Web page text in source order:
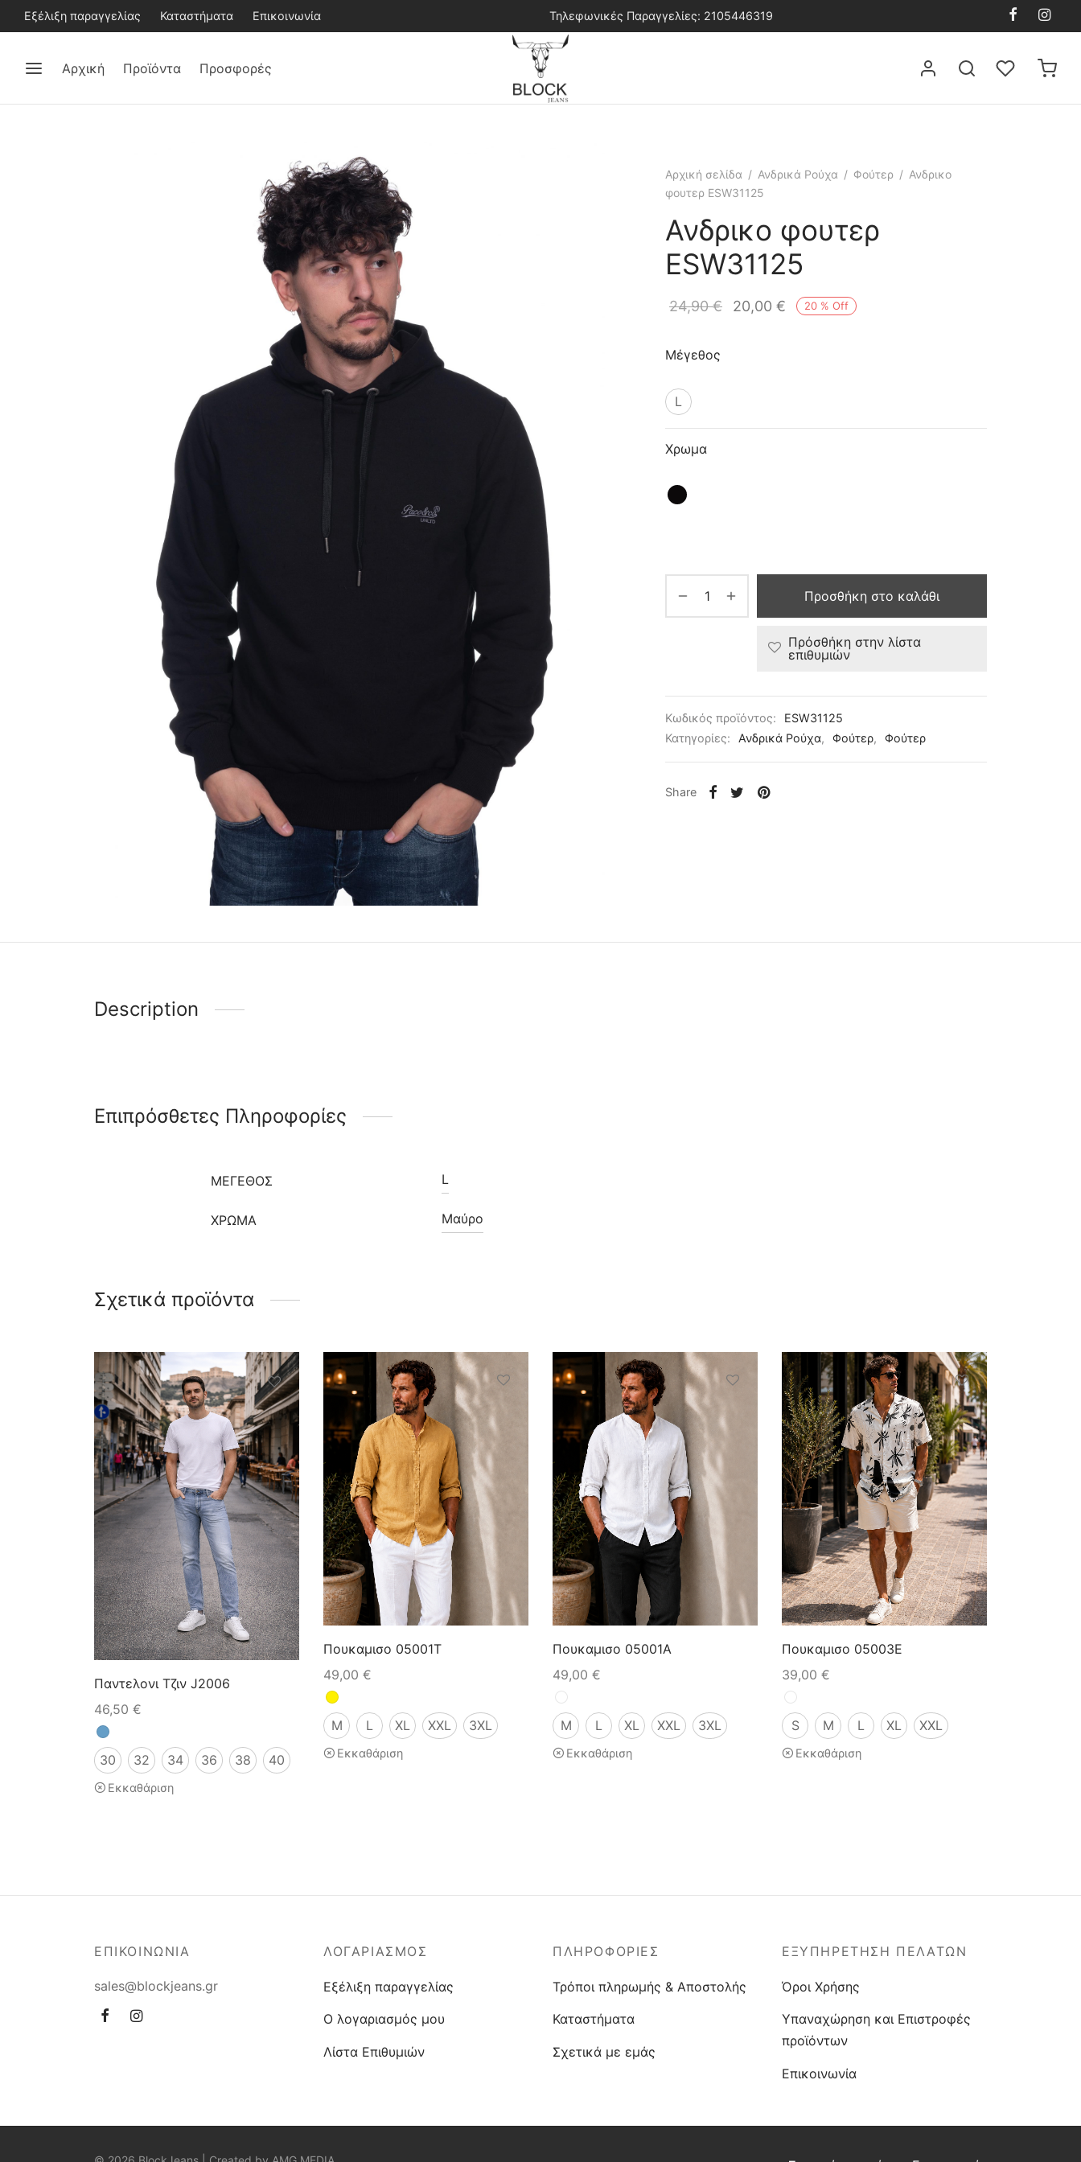
Εξέλιξη παραγγελίας Καταστήματα Επικοινωνία Τηλεφωνικές Παραγγελίες: 2105446319
Αρχική Προϊόντα Προσφορές
Αρχική σελίδα / Ανδρικά Ρούχα / Φούτερ / Ανδρικο
φουτερ ESW31125
Ανδρικο φουτερ
ESW31125
20 % Off
24,90€ 20,00 €
Μέγεθος
L
Χρωμα
Προσθήκη στο καλάθι
Πρόσθήκη στην λίστα
επιθυμιών
Κωδικός προϊόντος:
ESW31125
Κατηγορίες:
Ανδρικά Ρούχα, Φούτερ, Φούτερ
Share
Description
Επιπρόσθετες Πληροφορίες
ΜΈΓΕΘΟΣ L
ΧΡΩΜΑ Μαύρο
Σχετικά προϊόντα
Παντελονι Τζιν J2006
46,50 €
30 32 34 36 38 40
Εκκαθάριση
Πουκαμισο 05001T
49,00 €
M L XL XXL 3XL
Εκκαθάριση
Πουκαμισο 05001A
49,00 €
M L XL XXL 3XL
Εκκαθάριση
Πουκαμισο 05003E
39,00 €
S M L XL XXL
Εκκαθάριση
ΕΠΙΚΟΙΝΩΝΙΑ
sales@blockjeans.gr
ΛΟΓΑΡΙΑΣΜΟΣ
Εξέλιξη παραγγελίας
Ο λογαριασμός μου
Λίστα Επιθυμιών
ΠΛΗΡΟΦΟΡΙΕΣ
Τρόποι πληρωμής & Αποστολής
Καταστήματα
Σχετικά με εμάς
ΕΞΥΠΗΡΕΤΗΣΗ ΠΕΛΑΤΩΝ
Όροι Χρήσης
Υπαναχώρηση και Επιστροφές
προϊόντων
Επικοινωνία